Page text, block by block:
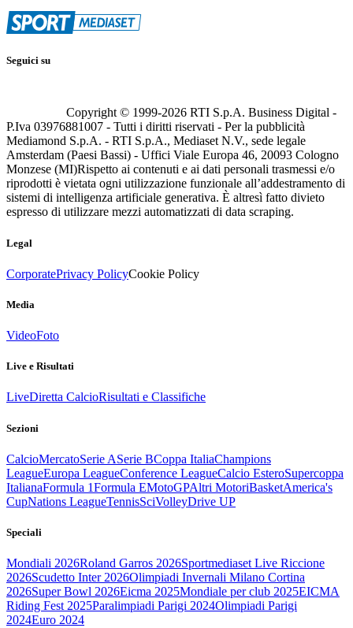
Seguici su
Copyright © 1999-2026 RTI S.p.A. Business Digital -
P.Iva 03976881007 - Tutti i diritti riservati - Per la pubblicità
Mediamond S.p.A. - RTI S.p.A., Mediaset N.V., sede legale
Amsterdam (Paesi Bassi) - Uffici Viale Europa 46, 20093 Cologno
Monzese (MI)Rispetto ai contenuti e ai dati personali trasmessi e/o
riprodotti è vietata ogni utilizzazione funzionale all’addestramento di
sistemi di intelligenza artificiale generativa. È altresì fatto divieto
espresso di utilizzare mezzi automatizzati di data scraping.
Legal
CorporatePrivacy PolicyCookie Policy
Media
VideoFoto
Live e Risultati
LiveDiretta CalcioRisultati e Classifiche
Sezioni
CalcioMercatoSerie ASerie BCoppa ItaliaChampions
LeagueEuropa LeagueConference LeagueCalcio EsteroSupercoppa
ItalianaFormula 1Formula EMotoGPAltri MotoriBasketAmerica's
CupNations LeagueTennisSciVolleyDrive UP
Speciali
Mondiali 2026Roland Garros 2026Sportmediaset Live Riccione
2026Scudetto Inter 2026Olimpiadi Invernali Milano Cortina
2026Super Bowl 2026Eicma 2025Mondiale per club 2025EICMA
Riding Fest 2025Paralimpiadi Parigi 2024Olimpiadi Parigi
2024Euro 2024